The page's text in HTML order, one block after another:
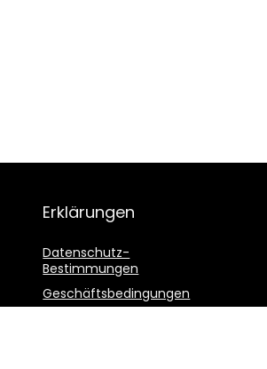
Erklärungen
Datenschutz-
Bestimmungen
Geschäftsbedingungen